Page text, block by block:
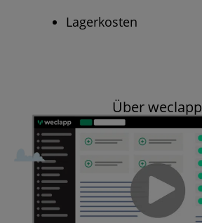
Lagerkosten
Über weclapp